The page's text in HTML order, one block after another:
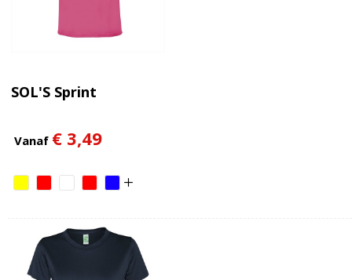
SOL'S Sprint
Vanaf € 3,49